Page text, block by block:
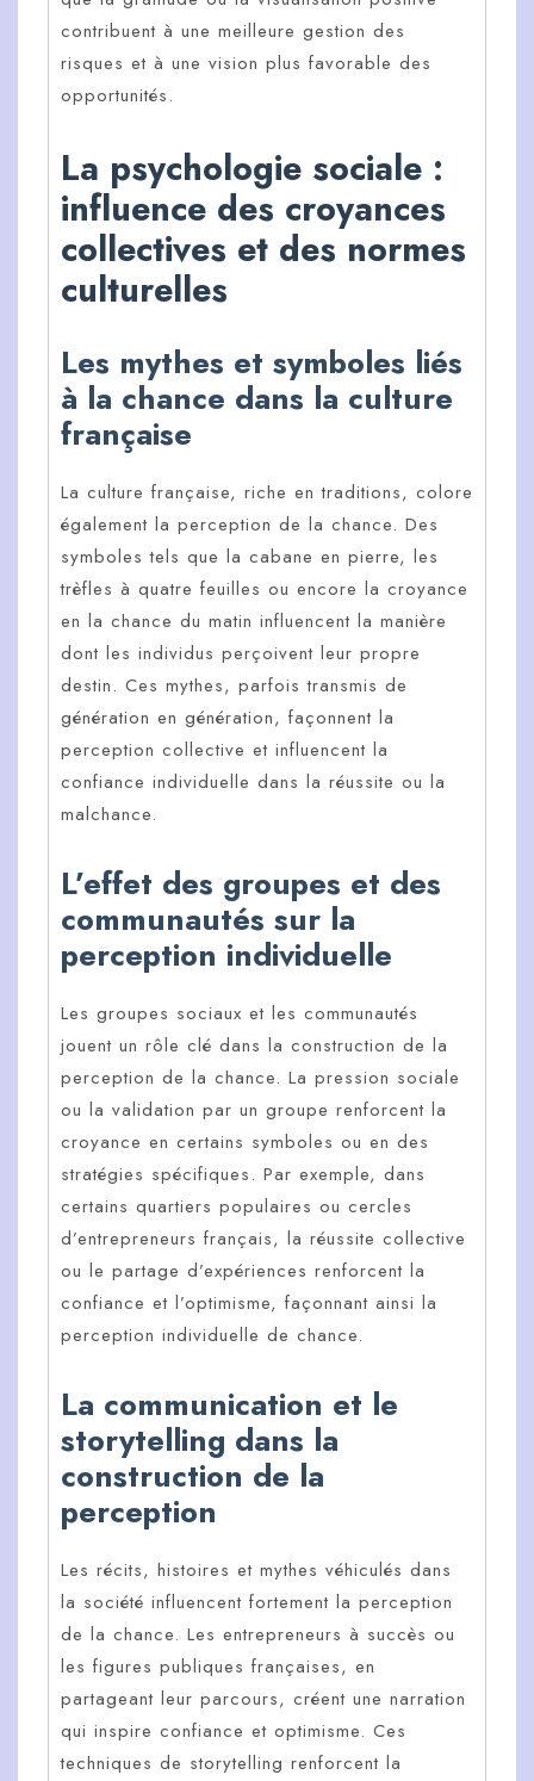
contribuent à une meilleure gestion des
risques et à une vision plus favorable des
opportunités.
La psychologie sociale :
influence des croyances
collectives et des normes
culturelles
Les mythes et symboles liés
à la chance dans la culture
française
La culture française, riche en traditions, colore
également la perception de la chance. Des
symboles tels que la cabane en pierre, les
trèfles à quatre feuilles ou encore la croyance
en la chance du matin influencent la manière
dont les individus perçoivent leur propre
destin. Ces mythes, parfois transmis de
génération en génération, façonnent la
perception collective et influencent la
confiance individuelle dans la réussite ou la
malchance.
L’effet des groupes et des
communautés sur la
perception individuelle
Les groupes sociaux et les communautés
jouent un rôle clé dans la construction de la
perception de la chance. La pression sociale
ou la validation par un groupe renforcent la
croyance en certains symboles ou en des
stratégies spécifiques. Par exemple, dans
certains quartiers populaires ou cercles
d’entrepreneurs français, la réussite collective
ou le partage d’expériences renforcent la
confiance et l’optimisme, façonnant ainsi la
perception individuelle de chance.
La communication et le
storytelling dans la
construction de la
perception
Les récits, histoires et mythes véhiculés dans
la société influencent fortement la perception
de la chance. Les entrepreneurs à succès ou
les figures publiques françaises, en
partageant leur parcours, créent une narration
qui inspire confiance et optimisme. Ces
techniques de storytelling renforcent la